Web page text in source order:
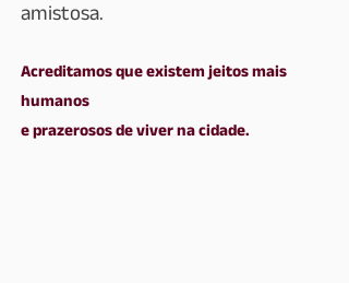
amistosa.
Acreditamos que existem jeitos mais
humanos
e prazerosos de viver na cidade.